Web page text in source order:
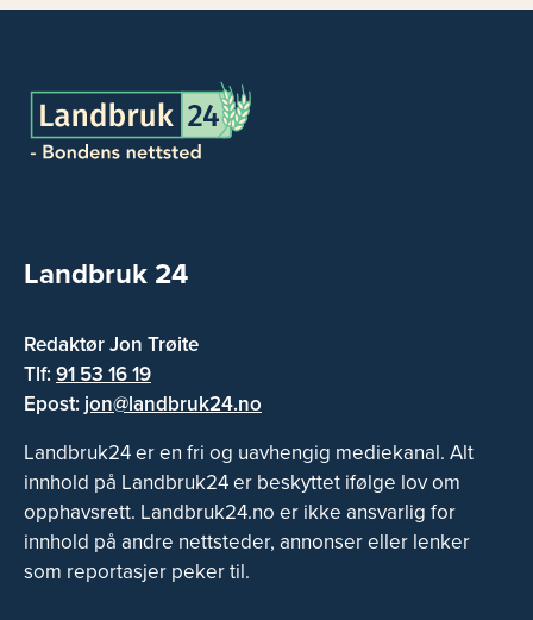
Landbruk 24
Redaktør Jon Trøite
Tlf:91 53 16 19
Epost: jon@landbruk24.no
Landbruk24 er en fri og uavhengig mediekanal. Alt
innhold på Landbruk24 er beskyttet ifølge lov om
opphavsrett. Landbruk24.no er ikke ansvarlig for
innhold på andre nettsteder, annonser eller lenker
som reportasjer peker til.